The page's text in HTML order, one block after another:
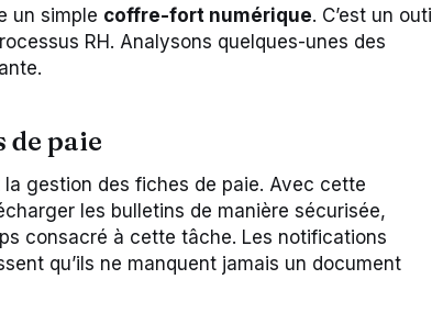
un simple coffre-fort numérique. C’est un outil
RH. Analysons quelques-unes des
de paie
la gestion des fiches de paie. Avec cette
les bulletins de manière sécurisée,
consacré à cette tâche. Les notifications
qu’ils ne manquent jamais un document